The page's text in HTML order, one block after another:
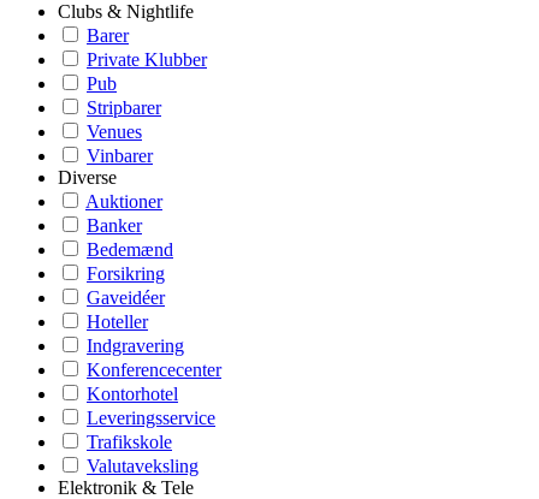
Clubs & Nightlife
Barer
Private Klubber
Pub
Stripbarer
Venues
Vinbarer
Diverse
Auktioner
Banker
Bedemænd
Forsikring
Gaveidéer
Hoteller
Indgravering
Konferencecenter
Kontorhotel
Leveringsservice
Trafikskole
Valutaveksling
Elektronik & Tele